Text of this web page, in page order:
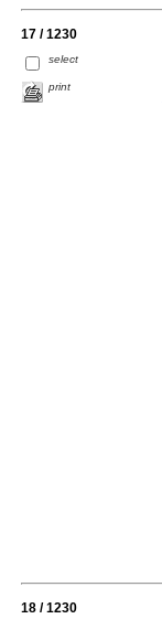
17 / 1230
select
print
18 / 1230